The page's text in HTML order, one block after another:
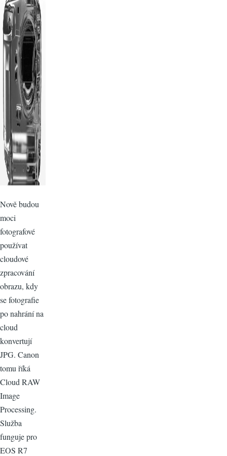
Nově budou
moci
fotografové
používat
cloudové
zpracování
obrazu, kdy
se fotografie
po nahrání na
cloud
konvertují
JPG. Canon
tomu říká
Cloud RAW
Image
Processing.
Služba
funguje pro
EOS R7